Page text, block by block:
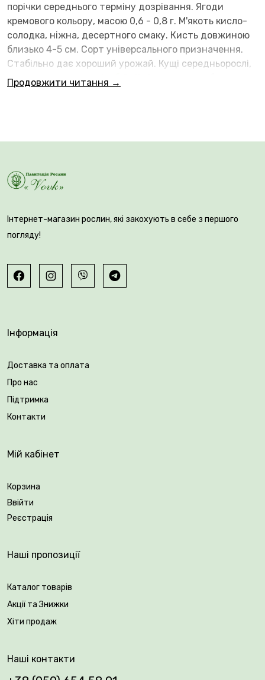
порічки середнього терміну дозрівання. Ягоди
кремового кольору, масою 0,6 - 0,8 г. М'якоть кисло-
солодка, ніжна, десертного смаку. Кисть довжиною
близько 4-5 см. Сорт універсального призначення.
Стабільно дає хороший урожай. Кущі середньорослі,
середньорозкидисті.
Вирощуйтесмачну порічку
Упакування: закрита коренева система.
Продовжити читання →
Інтернет-магазин рослин, які закохують в себе з першого
погляду!
Інформація
Доставка та оплата
Про нас
Підтримка
Контакти
Мій кабінет
Корзина
Ввійти
Реєстрація
Наші пропозиції
Каталог товарів
Акції та Знижки
Хіти продаж
Наші контакти